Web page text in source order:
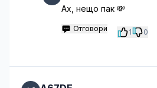
Ах, нещо пак 💸
Отговори 1 0